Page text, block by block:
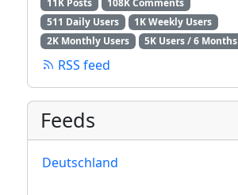
511 Daily Users
1K Weekly Users
2K Monthly Users
5K Users / 6 Months
RSS feed
Feeds
Deutschland